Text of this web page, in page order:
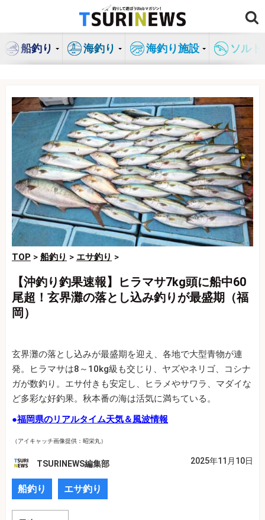
ン
船釣り 海釣り 海釣り施設 ソル
TOP > 船釣り > エサ釣り >
【沖釣り釣果速報】ヒラマサ7kg頭に船中60
尾超！玄界灘の落とし込み釣りが最盛期（福
岡）
玄界灘の落とし込みが最盛期を迎え、各地で大型青物が連
発。ヒラマサは8～10kg級も交じり、ヤズやネリゴ、コシナ
ガが数釣り。エサ付きも安定し、ヒラメやサワラ、マダイな
ど多彩な好釣果。秋本番の海は活気に満ちている。
●福岡県のリアルタイム天気＆風波情報
（アイキャッチ画像提供：昭栄丸）
TSURINEWS編集部 2025年11月10日
船釣り エサ釣り